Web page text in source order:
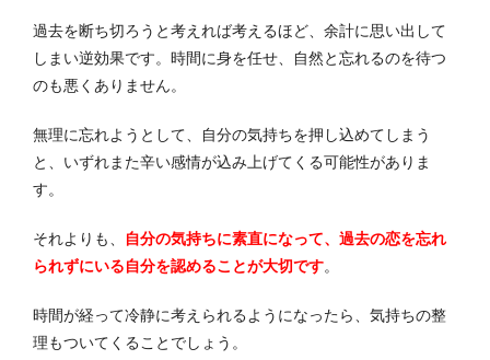
過去を断ち切ろうと考えれば考えるほど、余計に思い出して
しまい逆効果です。 時間に身を任せ、自然と忘れるのを待つ
のも悪くありません。
無理に忘れようとして、自分の気持ちを押し込めてしまう
と、いずれまた辛い感情が込み上げてくる可能性がありま
す。
それよりも、
自分の気持ちに素直になって、過去の恋を忘れ
られずにいる自分を認めることが大切です。
時間が経って冷静に考えられるようになったら、気持ちの整
理もついてくることでしょう。